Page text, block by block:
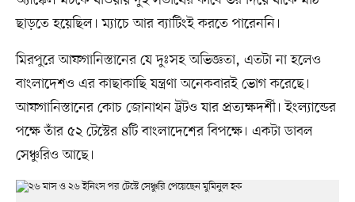
ছাড়তে হয়েছিল। ম্যাচে আর ব্যাটিংই করতে পারেননি।
মিরপুরে আফগানিস্তানের যে দুঃসহ অভিজ্ঞতা, এতটা না হলেও
বাংলাদেশও এর কাছাকাছি যন্ত্রণা অনেকবারই ভোগ করেছে।
আফগানিস্তানের কোচ জোনাথন ট্রটও যার প্রত্যক্ষদর্শী। ইংল্যান্ডের
পক্ষে তাঁর ৫২ টেস্টের ৪টি বাংলাদেশের বিপক্ষে। একটা ডাবল
সেঞ্চুরিও আছে।